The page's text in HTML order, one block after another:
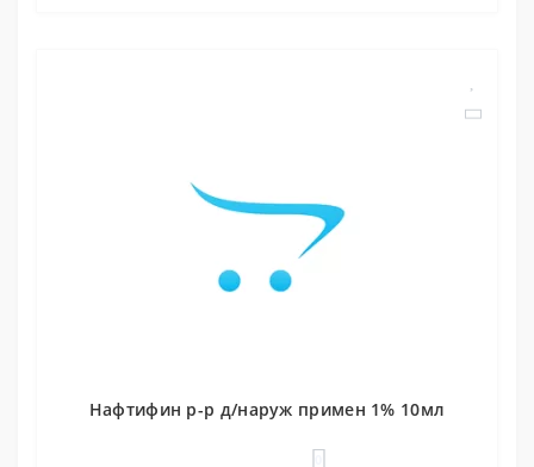
Нафтифин р-р д/наруж примен 1% 10мл